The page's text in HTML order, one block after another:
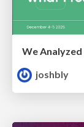
joshbly